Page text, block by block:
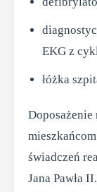
EKG z
łóżka
Doposażenie
świadczeń
Jana Pawła